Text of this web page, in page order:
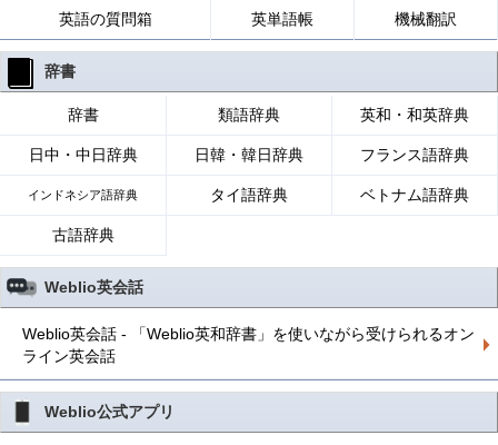
英語の質問箱 英単語帳 機械翻訳
辞書
辞書 類語辞典 英和・和英辞典
日中・中日辞典 日韓・韓日辞典 フランス語辞典
インドネシア語辞典 タイ語辞典 ベトナム語辞典
古語辞典
Weblio英会話
Weblio英会話 - 「Weblio英和辞書」を使いながら受けられるオン
ライン英会話
Weblio公式アプリ